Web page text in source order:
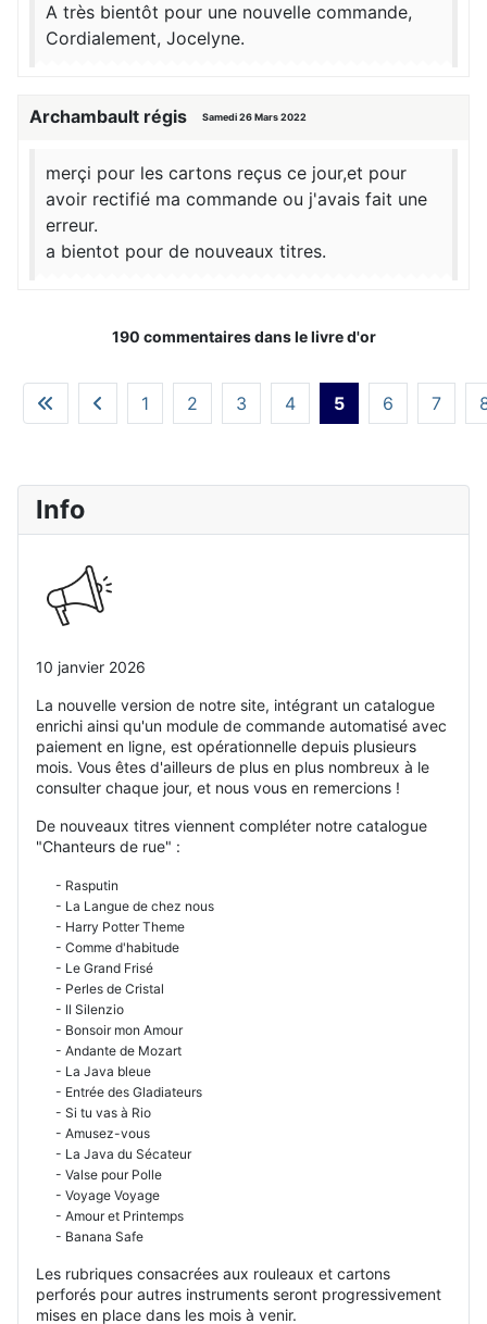
Info
10 janvier 2026
La nouvelle version de notre site, intégrant un catalogue
enrichi ainsi qu'un module de commande automatisé avec
paiement en ligne, est opérationnelle depuis plusieurs
mois. Vous êtes d'ailleurs de plus en plus nombreux à le
consulter chaque jour, et nous vous en remercions !
De nouveaux titres viennent compléter notre catalogue
"Chanteurs de rue" :
- Rasputin
- La Langue de chez nous
- Harry Potter Theme
- Comme d'habitude
- Le Grand Frisé
- Perles de Cristal
- Il Silenzio
- Bonsoir mon Amour
- Andante de Mozart
- La Java bleue
- Entrée des Gladiateurs
- Si tu vas à Rio
- Amusez-vous
- La Java du Sécateur
- Valse pour Polle
- Voyage Voyage
- Amour et Printemps
- Banana Safe
Les rubriques consacrées aux rouleaux et cartons
perforés pour autres instruments seront progressivement
mises en place dans les mois à venir.
A très bientôt pour une nouvelle commande,
Cordialement, Jocelyne.
Archambault régis Samedi 26 Mars 2022
merçi pour les cartons reçus ce jour,et pour
avoir rectifié ma commande ou j'avais fait une
erreur.
a bientot pour de nouveaux titres.
190 commentaires dans le livre d'or
1 2 3 4 5 6 7